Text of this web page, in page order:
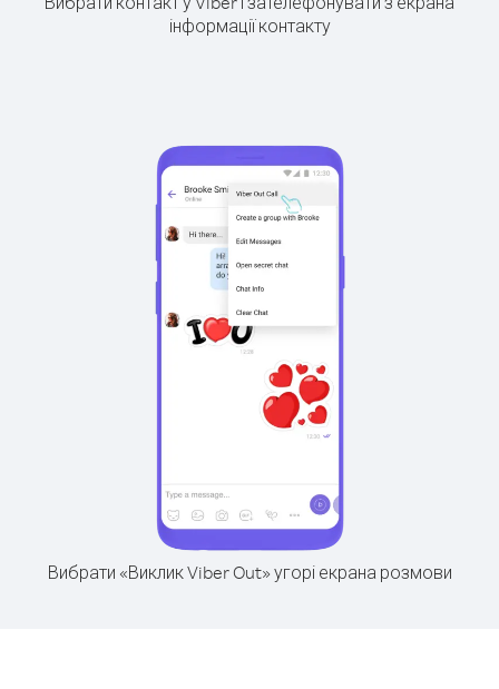
інформації контакту
Вибрати «Виклик Viber Out» угорі екрана розмови